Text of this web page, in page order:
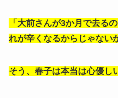
「大前さんが3か月で去る
れが辛くなるからじゃない
そう、春子は本当は心優